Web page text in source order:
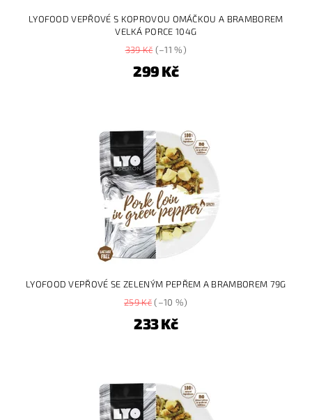
LYOFOOD VEPŘOVÉ S KOPROVOU OMÁČKOU A BRAMBOREM
VELKÁ PORCE 104G
339 Kč(–11 %)
299 Kč
LYOFOOD VEPŘOVÉ SE ZELENÝM PEPŘEM A BRAMBOREM 79G
259 Kč(–10 %)
233 Kč